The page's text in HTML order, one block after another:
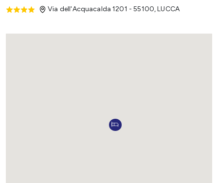
Via dell'Acquacalda 1201 - 55100,LUCCA